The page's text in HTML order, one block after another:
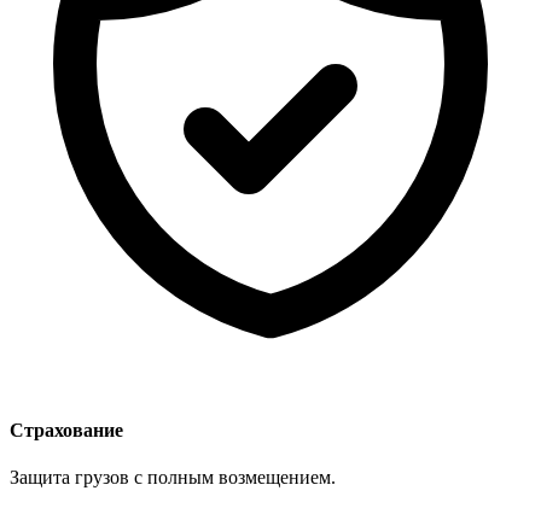
Страхование
Защита грузов с полным возмещением.